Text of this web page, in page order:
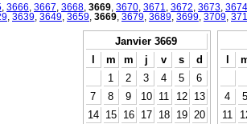
3666 3667 3668 3669 3670 3671 3672 3673 3674
3639 3649 3659 3669 3679 3689 3699 3709
Janvier 3669
l
m m j v s
d
1
2 3 4 5
6
7
8 9 10 11 12
13
14
15 16 17 18 19
20
l
4
5
11